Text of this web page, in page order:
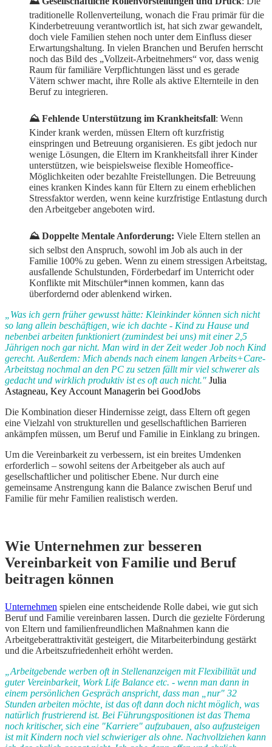
traditionelle Rollenverteilung, wonach die Frau primär für die
Kinderbetreuung verantwortlich ist, hat sich zwar gewandelt,
doch viele Familien stehen noch unter dem Einfluss dieser
Erwartungshaltung. In vielen Branchen und Berufen herrscht
noch das Bild des „Vollzeit-Arbeitnehmers“ vor, dass wenig
Raum für familiäre Verpflichtungen lässt und es gerade
Vätern schwer macht, ihre Rolle als aktive Elternteile in den
Beruf zu integrieren.
⛰️ Fehlende Unterstützung im Krankheitsfall: Wenn
Kinder krank werden, müssen Eltern oft kurzfristig
einspringen und Betreuung organisieren. Es gibt jedoch nur
wenige Lösungen, die Eltern im Krankheitsfall ihrer Kinder
unterstützen, wie beispielsweise flexible Homeoffice-
Möglichkeiten oder bezahlte Freistellungen. Die Betreuung
eines kranken Kindes kann für Eltern zu einem erheblichen
Stressfaktor werden, wenn keine kurzfristige Entlastung durch
den Arbeitgeber angeboten wird.
⛰️ Doppelte Mentale Anforderung: Viele Eltern stellen an
sich selbst den Anspruch, sowohl im Job als auch in der
Familie 100% zu geben. Wenn zu einem stressigen Arbeitstag,
ausfallende Schulstunden, Förderbedarf im Unterricht oder
Konflikte mit Mitschüler*innen kommen, kann das
überfordernd oder ablenkend wirken.
„Was ich gern früher gewusst hätte: Kleinkinder können sich nicht
so lang allein beschäftigen, wie ich dachte - Kind zu Hause und
nebenbei arbeiten funktioniert (zumindest bei uns) mit einer 2,5
Jährigen noch gar nicht. Man wird in der Zeit weder Job noch Kind
gerecht. Außerdem: Mich abends nach einem langen Arbeits+Care-
Arbeitstag nochmal an den PC zu setzen fällt mir viel schwerer als
gedacht und wirklich produktiv ist es oft auch nicht." Julia
Astagneau, Key Account Managerin bei GoodJobs
Die Kombination dieser Hindernisse zeigt, dass Eltern oft gegen
eine Vielzahl von strukturellen und gesellschaftlichen Barrieren
ankämpfen müssen, um Beruf und Familie in Einklang zu bringen.
Um die Vereinbarkeit zu verbessern, ist ein breites Umdenken
erforderlich – sowohl seitens der Arbeitgeber als auch auf
gesellschaftlicher und politischer Ebene. Nur durch eine
gemeinsame Anstrengung kann die Balance zwischen Beruf und
Familie für mehr Familien realistisch werden.
Wie Unternehmen zur besseren
Vereinbarkeit von Familie und Beruf
beitragen können
Unternehmen spielen eine entscheidende Rolle dabei, wie gut sich
Beruf und Familie vereinbaren lassen. Durch die gezielte Förderung
von Eltern und familienfreundlichen Maßnahmen kann die
Arbeitgeberattraktivität gesteigert, die Mitarbeiterbindung gestärkt
und die Arbeitszufriedenheit erhöht werden.
„Arbeitgebende werben oft in Stellenanzeigen mit Flexibilität und
guter Vereinbarkeit, Work Life Balance etc. - wenn man dann in
einem persönlichen Gespräch anspricht, dass man „nur" 32
Stunden arbeiten möchte, ist das oft dann doch nicht möglich, was
natürlich frustrierend ist. Bei Führungspositionen ist das Thema
noch kritischer, sich eine "Karriere" aufzubauen, also aufzusteigen
ist mit Kindern noch viel schwieriger als ohne. Nachvollziehen kann